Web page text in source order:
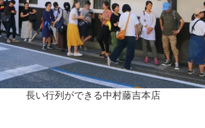
長い行列ができる中村藤吉本店